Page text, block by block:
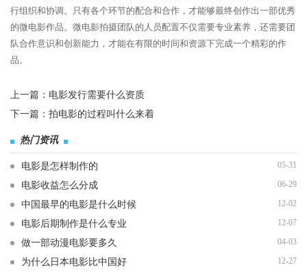
行组织和协调。只有各个环节的配合和合作，才能够最终创作出一部优秀
的微电影作品。微电影拍摄团队的人员配置不仅需要专业素养，还需要团
队合作意识和创新能力，才能在有限的时间和资源下完成一个精彩的作
品。
上一篇： 电影发行需要什么资质
下一篇： 拍电影的过程叫什么来着
热门资讯
电影是怎样制作的 05-31
电影收益怎么分成 06-29
中国最早的电影是什么时候 12-02
电影后期制作是什么专业 12-07
做一部动漫电影要多久 04-03
为什么日本电影比中国好 12-27